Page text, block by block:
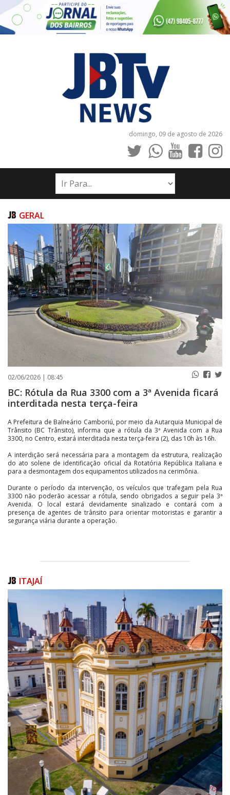
domingo, 09 de agosto de 2026
INÍCIO
NOTÍCIAS
PUBLICAÇÕES LEGAIS
CONTATO
GERAL
02/06/2026 | 08:45
BC: Rótula da Rua 3300 com a 3ª Avenida ficará
interditada nesta terça-feira
A Prefeitura de Balneário Camboriú, por meio da Autarquia Municipal de
Trânsito (BC Trânsito), informa que a rótula da 3ª Avenida com a Rua
3300, no Centro, estará interditada nesta terça-feira (2), das 10h às 16h.
A interdição será necessária para a montagem da estrutura, realização
do ato solene de identificação oficial da Rotatória República Italiana e
para a desmontagem dos equipamentos utilizados na cerimônia.
Durante o período da intervenção, os veículos que trafegam pela Rua
3300 não poderão acessar a rótula, sendo obrigados a seguir pela 3ª
Avenida. O local estará devidamente sinalizado e contará com a
presença de agentes de trânsito para orientar motoristas e garantir a
segurança viária durante a operação.
ITAJAÍ